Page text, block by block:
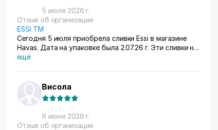
5 июля 2026 г.
Отзыв об организации
ESSI ТМ
Сегодня 5 июля приобрела сливки Essi в магазине
Havas. Дата на упаковке была 2.07.26 г. Эти сливки не
возможно было есть. Продукт был до того горький.
ещё
Висола
6 июня 2026 г.
Отзыв об организации